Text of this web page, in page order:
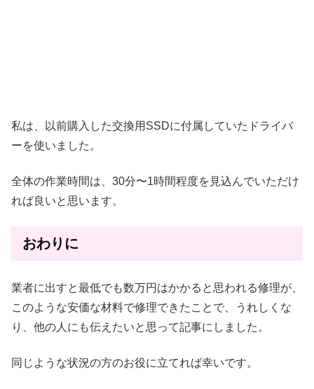
私は、以前購入した交換用SSDに付属していたドライバ
ーを使いました。
全体の作業時間は、30分〜1時間程度を見込んでいただけ
れば良いと思います。
おわりに
業者に出すと最低でも数万円はかかると思われる修理が、
このような安価な材料で修理できたことで、うれしくな
り、他の人にも伝えたいと思って記事にしました。
同じような状況の方のお役に立てれば幸いです。